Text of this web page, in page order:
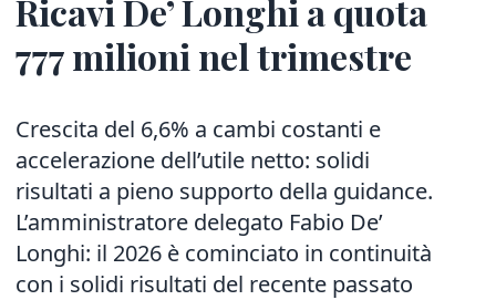
Ricavi De’ Longhi a quota
777 milioni nel trimestre
Crescita del 6,6% a cambi costanti e
accelerazione dell’utile netto: solidi
risultati a pieno supporto della guidance.
L’amministratore delegato Fabio De’
Longhi: il 2026 è cominciato in continuità
con i solidi risultati del recente passato